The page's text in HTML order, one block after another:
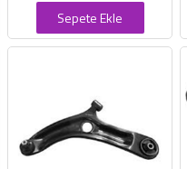
Sepete Ekle